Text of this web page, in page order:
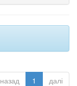
назад 1 далі